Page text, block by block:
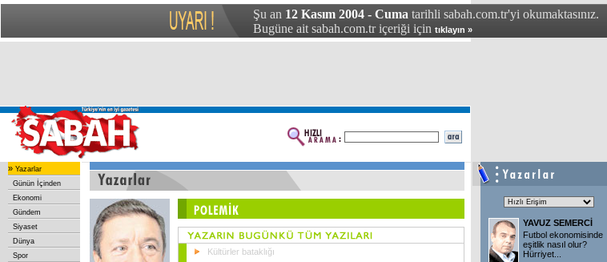
Şu an 12 Kasım 2004 - Cuma tarihli sabah.com.tr'yi okumaktasınız.
Bugüne ait sabah.com.tr içeriği için tıklayın »
» Yazarlar
Günün İçinden
Ekonomi
Gündem
Siyaset
Dünya
Spor
Kültürler bataklığı
YAVUZ SEMERCİ
Futbol ekonomisinde
eşitlik nasıl olur?
Hürriyet